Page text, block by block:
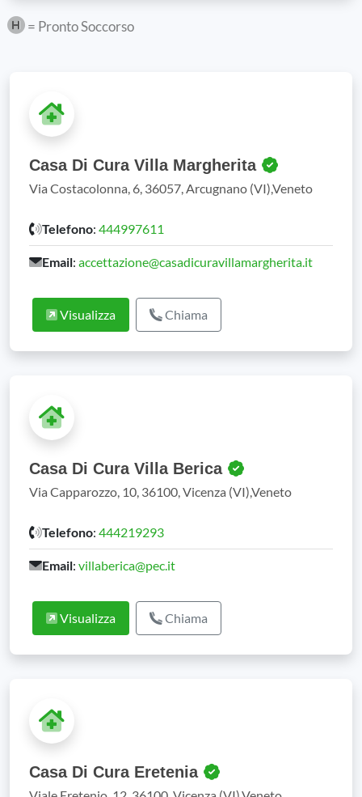
= Pronto Soccorso
Casa Di Cura Villa Margherita
Via Costacolonna, 6, 36057, Arcugnano (VI),Veneto
Telefono: 444997611
Email: accettazione@casadicuravillamargherita.it
Visualizza Chiama
Casa Di Cura Villa Berica
Via Capparozzo, 10, 36100, Vicenza (VI),Veneto
Telefono: 444219293
Email: villaberica@pec.it
Visualizza Chiama
Casa Di Cura Eretenia